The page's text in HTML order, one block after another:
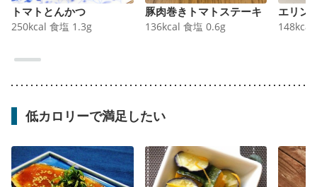
トマトとんかつ
250kcal 食塩 1.3g
豚肉巻きトマトステーキ
136kcal 食塩 0.6g
エリン
148kcal
低カロリーで満足したい